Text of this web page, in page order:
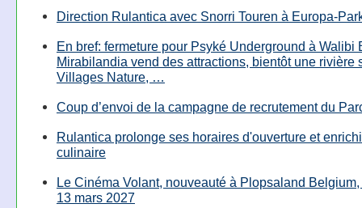
Direction Rulantica avec Snorri Touren à Europa-
En bref: fermeture pour Psyké Underground à Walibi
Mirabilandia vend des attractions, bientôt une rivière
Villages Nature, …
Coup d’envoi de la campagne de recrutement du
Rulantica prolonge ses horaires d'ouverture et
culinaire
Le Cinéma Volant, nouveauté à Plopsaland
13 mars 2027